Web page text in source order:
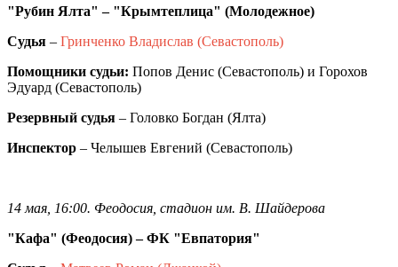
"Рубин Ялта" – "Крымтеплица" (Молодежное)
Судья – Гринченко Владислав (Севастополь)
Помощники судьи: Попов Денис (Севастополь) и Горохов
Эдуард (Севастополь)
Резервный судья – Головко Богдан (Ялта)
Инспектор – Челышев Евгений (Севастополь)
14 мая, 16:00. Феодосия, стадион им. В. Шайдерова
"Кафа" (Феодосия) – ФК "Евпатория"